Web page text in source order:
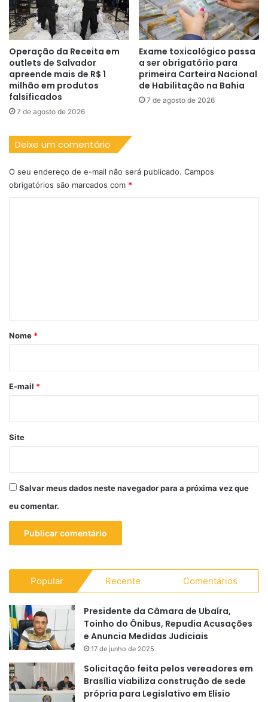
Operação da Receita em
outlets de Salvador
apreende mais de R$ 1
milhão em produtos
falsificados
7 de agosto de 2026
Exame toxicológico passa
a ser obrigatório para
primeira Carteira Nacional
de Habilitação na Bahia
7 de agosto de 2026
Deixe um comentário
O seu endereço de e-mail não será publicado. Campos
obrigatórios são marcados com *
r
*
Nome *
E-mail *
Site
Salvar meus dados neste navegador para a próxima vez que
eu comentar.
Popular Recente Comentários
Presidente da Câmara de Ubaíra,
Toinho do Ônibus, Repudia Acusações
e Anuncia Medidas Judiciais
17 de junho de 2025
Solicitação feita pelos vereadores em
Brasília viabiliza construção de sede
própria para Legislativo em Elísio